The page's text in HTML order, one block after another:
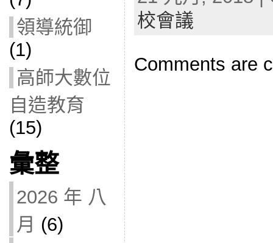
領導統御
(1)
高師大數位
自造教育
(15)
彙整
2026 年 八
月 (6)
校會議
Comments are